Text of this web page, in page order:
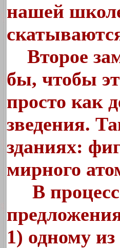
нашей
Второе
бы, чтобы
просто как
зведения.
зданиях:
мирного
В
1) одному